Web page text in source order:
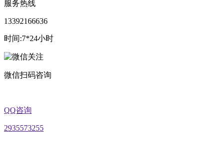
服务热线
13392166636
时间:7*24小时
微信扫码咨询
QQ咨询
2935573255